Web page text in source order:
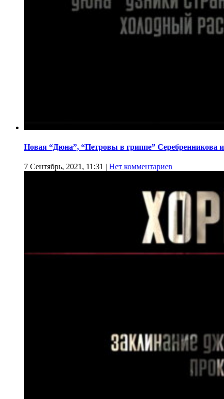
Новая “Дюна”, “Петровы в гриппе” Серебренникова
7 Сентябрь, 2021, 11:31 | Нет комментариев